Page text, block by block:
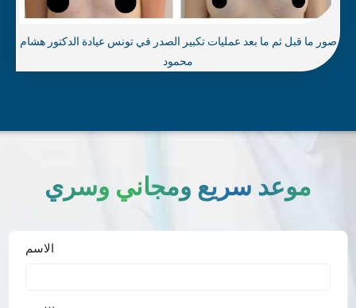
صور ما قبل ثم ما بعد عمليات تكبير الصدر في تونس عيادة الدكتور هشام
محمود
موعد سريع ومجاني وسري